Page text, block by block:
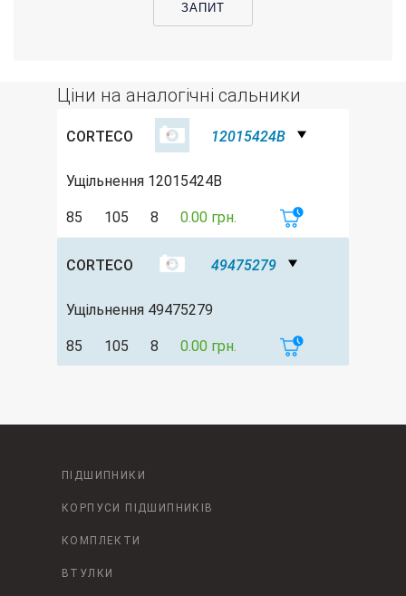
ЗАПИТ
Ціни на аналогічні сальники
CORTECO 12015424B
Ущільнення 12015424B
85 105 8 0.00 грн.
CORTECO 49475279
Ущільнення 49475279
85 105 8 0.00 грн.
ПІДШИПНИКИ
КОРПУСИ ПІДШИПНИКІВ
КОМПЛЕКТИ
ВТУЛКИ